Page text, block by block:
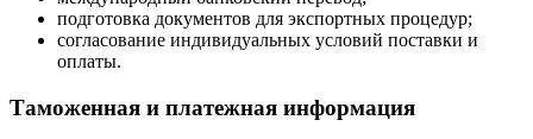
подготовка документов для экспортных процедур;
согласование индивидуальных условий поставки и
оплаты.
Таможенная и платежная информация